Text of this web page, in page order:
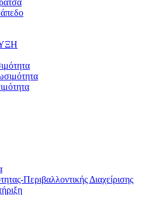
Περιβαλλοντικής Διαχείρισης